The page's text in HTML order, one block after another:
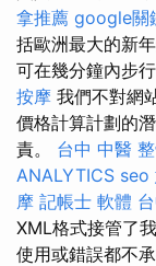
拿推薦 google關
括歐洲最大的新
可在幾分鐘內步
按摩 我們不對網
價格計算計劃的
責。 台中 中醫
ANALYTICS seo
摩 記帳士 軟體
XML格式接管了
使用或錯誤都不